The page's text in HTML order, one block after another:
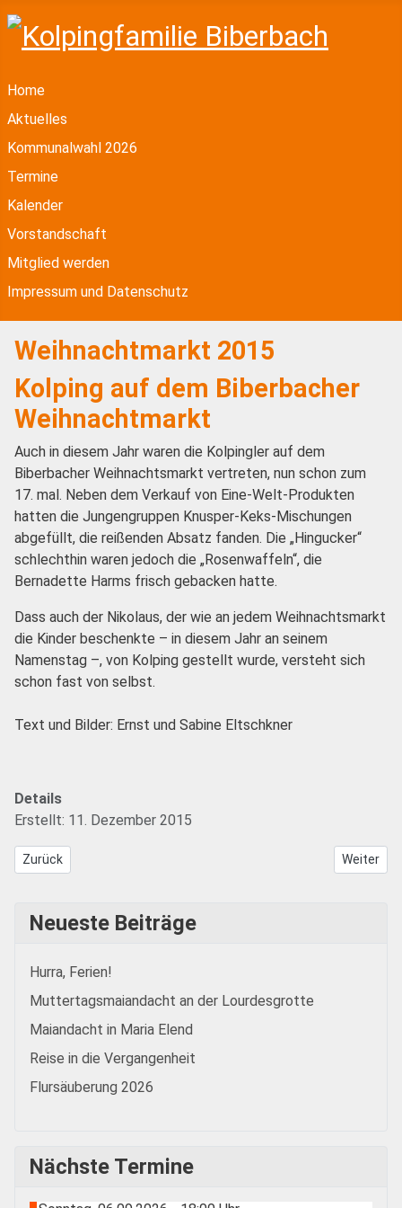
Home
Aktuelles
Kommunalwahl 2026
Termine
Kalender
Vorstandschaft
Mitglied werden
Impressum und Datenschutz
Neueste Beiträge
Hurra, Ferien!
Muttertagsmaiandacht an der Lourdesgrotte
Maiandacht in Maria Elend
Reise in die Vergangenheit
Flursäuberung 2026
Nächste Termine
Weihnachtmarkt 2015
Kolping auf dem Biberbacher
Weihnachtmarkt
Auch in diesem Jahr waren die Kolpingler auf dem
Biberbacher Weihnachtsmarkt vertreten, nun schon zum
17. mal. Neben dem Verkauf von Eine-Welt-Produkten
hatten die Jungengruppen Knusper-Keks-Mischungen
abgefüllt, die reißenden Absatz fanden. Die „Hingucker“
schlechthin waren jedoch die „Rosenwaffeln“, die
Bernadette Harms frisch gebacken hatte.
Dass auch der Nikolaus, der wie an jedem Weihnachtsmarkt
die Kinder beschenkte – in diesem Jahr an seinem
Namenstag –, von Kolping gestellt wurde, versteht sich
schon fast von selbst.
Text und Bilder: Ernst und Sabine Eltschkner
Details
Erstellt: 11. Dezember 2015
Vorheriger Beitrag: Mitgliedertreffen und JHV 2016
Zurück Nächster
Weiter